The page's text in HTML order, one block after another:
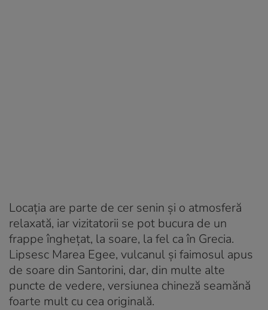
Locația are parte de cer senin și o atmosferă
relaxată, iar vizitatorii se pot bucura de un
frappe înghețat, la soare, la fel ca în Grecia.
Lipsesc Marea Egee, vulcanul și faimosul apus
de soare din Santorini, dar, din multe alte
puncte de vedere, versiunea chineză seamănă
foarte mult cu cea originală.